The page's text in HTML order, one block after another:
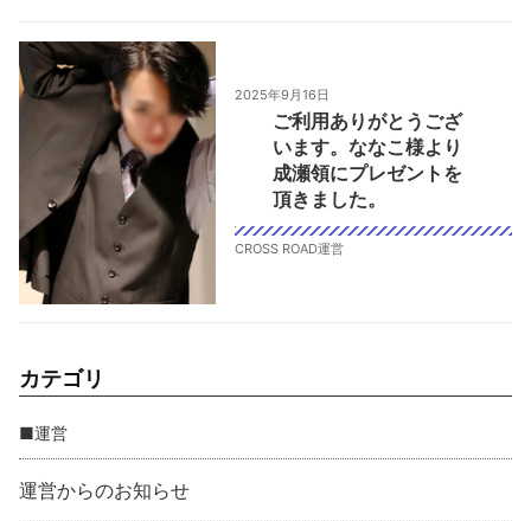
2025年9月16日
ご利用ありがとうござ
います。ななこ様より
成瀬領にプレゼントを
頂きました。
CROSS ROAD運営
カテゴリ
■運営
運営からのお知らせ